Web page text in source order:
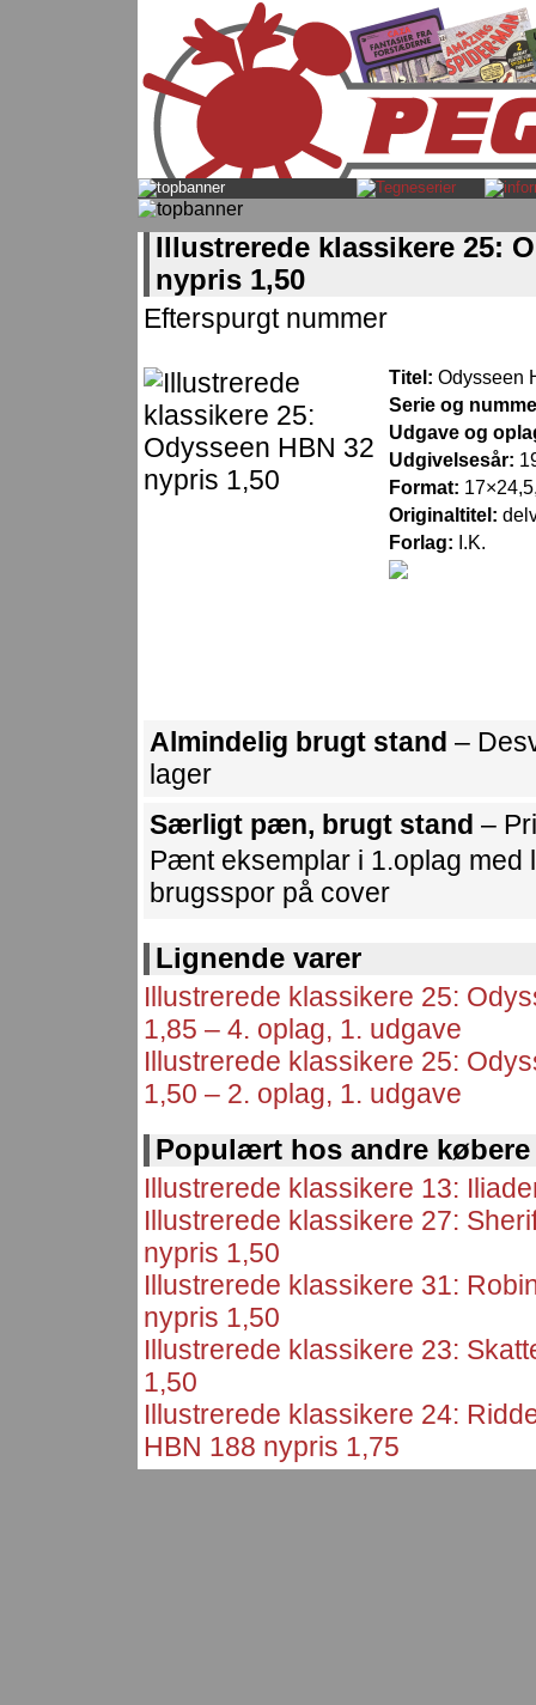
Illustrerede klassikere 25:
nypris 1,50
Efterspurgt nummer
Titel: Odysseen
Serie og
Udgave og
Udgivelsesår:
Format:
Originaltitel:
Forlag: I.K.
Almindelig brugt stand –
lager
Særligt pæn, brugt stand –
Pænt eksemplar i 1.oplag med
brugsspor på cover
Lignende varer
Illustrerede klassikere 25:
1,85 – 4. oplag, 1. udgave
Illustrerede klassikere 25:
1,50 – 2. oplag, 1. udgave
Populært hos andre købere
Illustrerede klassikere 13:
Illustrerede klassikere 27:
nypris 1,50
Illustrerede klassikere 31:
nypris 1,50
Illustrerede klassikere 23:
1,50
Illustrerede klassikere 24:
HBN 188 nypris 1,75